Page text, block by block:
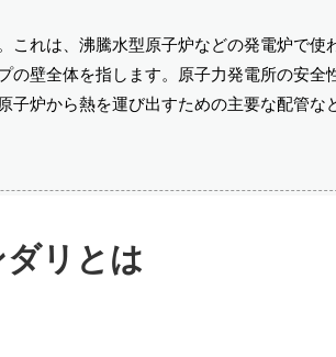
れは、沸騰水型原子炉などの発電炉で使
壁全体を指します。原子力発電所の安全
炉から熱を運び出すための主要な配管な
リとは